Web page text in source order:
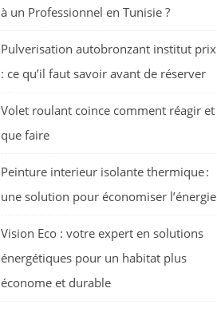
à un Professionnel en Tunisie ?
Pulverisation autobronzant institut prix
: ce qu’il faut savoir avant de réserver
Volet roulant coince comment réagir et
que faire
Peinture interieur isolante thermique :
une solution pour économiser l’énergie
Vision Eco : votre expert en solutions
énergétiques pour un habitat plus
économe et durable